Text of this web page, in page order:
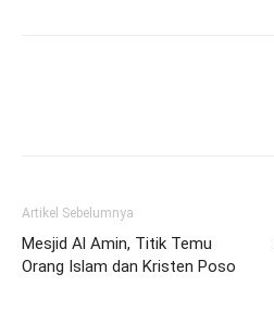
Artikel Sebelumnya
Mesjid Al Amin, Titik Temu
Orang Islam dan Kristen Poso